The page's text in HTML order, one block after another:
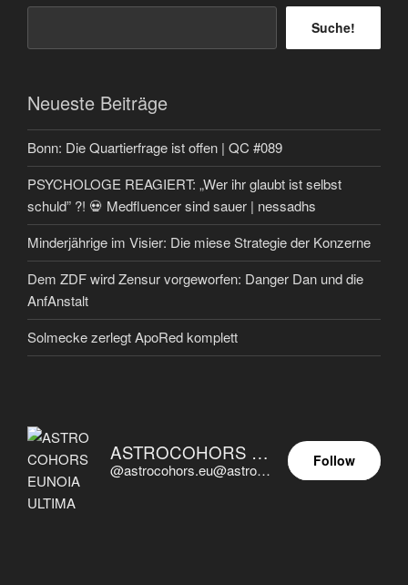
Suche!
Neueste Beiträge
Bonn: Die Quartierfrage ist offen | QC #089
PSYCHOLOGE REAGIERT: „Wer ihr glaubt ist selbst
schuld” ?! 💀 Medfluencer sind sauer | nessadhs
Minderjährige im Visier: Die miese Strategie der Konzerne
Dem ZDF wird Zensur vorgeworfen: Danger Dan und die
AnfAnstalt
Solmecke zerlegt ApoRed komplett
ASTROCOHORS EUNOIA ULTIMA
@astrocohors.eu@astrocohors.eu
Follow